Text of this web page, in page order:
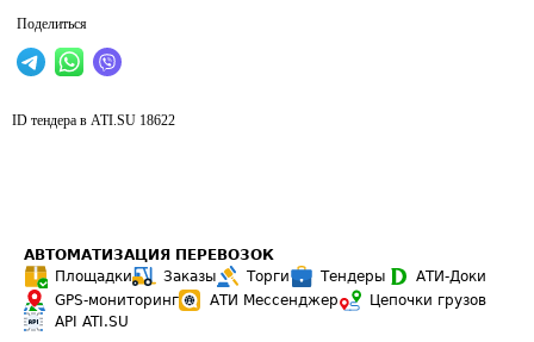
Поделиться
ID тендера в ATI.SU 18622
АВТОМАТИЗАЦИЯ ПЕРЕВОЗОК
Площадки
Заказы Торги Тендеры
АТИ-Доки
GPS-мониторинг
АТИ Мессенджер
Цепочки грузов
API ATI.SU